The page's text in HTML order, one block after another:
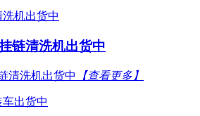
链清洗机出货中
清洗机出货中 【查看更多】